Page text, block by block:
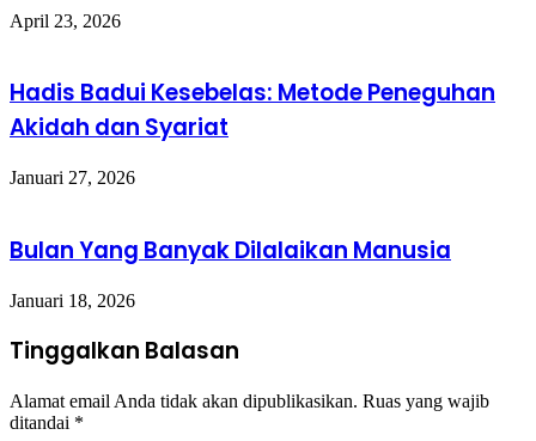
April 23, 2026
Hadis Badui Kesebelas: Metode Peneguhan
Akidah dan Syariat
Januari 27, 2026
Bulan Yang Banyak Dilalaikan Manusia
Januari 18, 2026
Tinggalkan Balasan
Alamat email Anda tidak akan dipublikasikan. Ruas yang wajib
ditandai *